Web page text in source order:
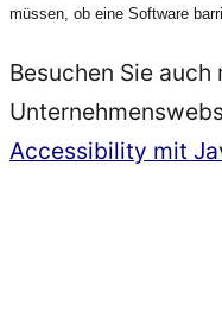
müssen, ob eine Software
Besuchen Sie auch
Accessibility mit